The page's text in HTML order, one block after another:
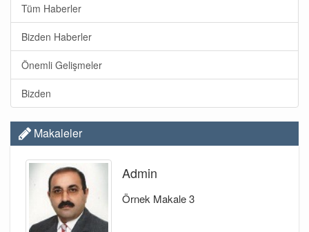
Tüm Haberler
Bizden Haberler
Önemli Gelişmeler
Bizden
Makaleler
Admin
Örnek Makale 3